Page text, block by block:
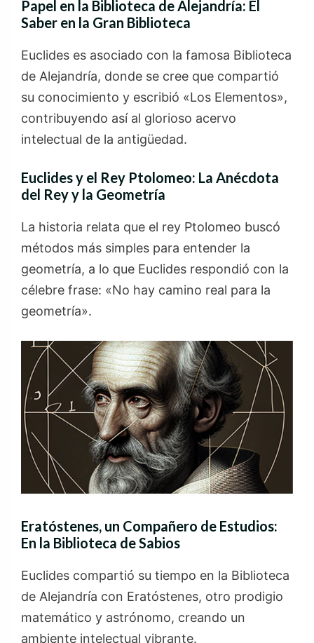
Papel en la Biblioteca de Alejandría: El
Saber en la Gran Biblioteca
Euclides es asociado con la famosa Biblioteca
de Alejandría, donde se cree que compartió
su conocimiento y escribió «Los Elementos»,
contribuyendo así al glorioso acervo
intelectual de la antigüedad.
Euclides y el Rey Ptolomeo: La Anécdota
del Rey y la Geometría
La historia relata que el rey Ptolomeo buscó
métodos más simples para entender la
geometría, a lo que Euclides respondió con la
célebre frase: «No hay camino real para la
geometría».
Eratóstenes, un Compañero de Estudios:
En la Biblioteca de Sabios
Euclides compartió su tiempo en la Biblioteca
de Alejandría con Eratóstenes, otro prodigio
matemático y astrónomo, creando un
ambiente intelectual vibrante.